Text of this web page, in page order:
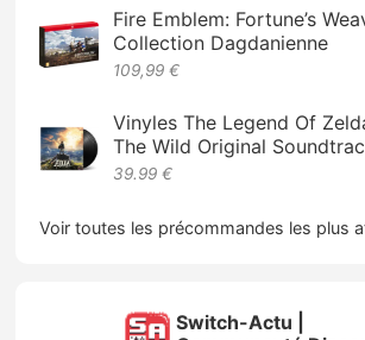
Fire Emblem: Fortune’s
Collection Dagdanienne
109,99 €
Vinyles The Legend Of
The Wild Original
39.99 €
Voir toutes les précommandes les plus
Switch-Actu |